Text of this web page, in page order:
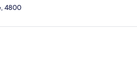
4800